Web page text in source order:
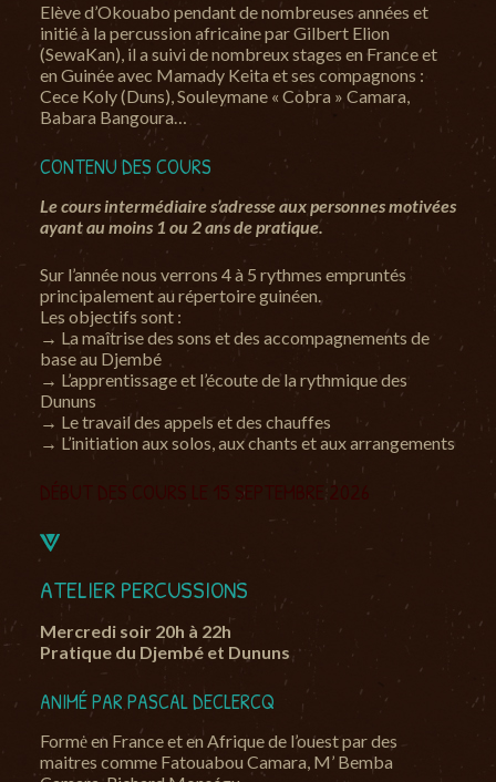
Elève d’Okouabo pendant de nombreuses années et
initié à la percussion africaine par Gilbert Elion
(SewaKan), il a suivi de nombreux stages en France et
en Guinée avec Mamady Keita et ses compagnons :
Cece Koly (Duns), Souleymane « Cobra » Camara,
Babara Bangoura…
CONTENU DES COURS
Le cours intermédiaire s’adresse aux personnes motivées
ayant au moins 1 ou 2 ans de pratique.
Sur l’année nous verrons 4 à 5 rythmes empruntés
principalement au répertoire guinéen.
Les objectifs sont :
→ La maîtrise des sons et des accompagnements de
base au Djembé
→ L’apprentissage et l’écoute de la rythmique des
Dununs
→ Le travail des appels et des chauffes
→ L’initiation aux solos, aux chants et aux arrangements
DÉBUT DES COURS LE 15 SEPTEMBRE 2026
ATELIER PERCUSSIONS
Mercredi soir 20h à 22h
Pratique du Djembé et Dununs
ANIMÉ PAR PASCAL DECLERCQ
Formė en France et en Afrique de l’ouest par des
maitres comme Fatouabou Camara, M’ Bemba